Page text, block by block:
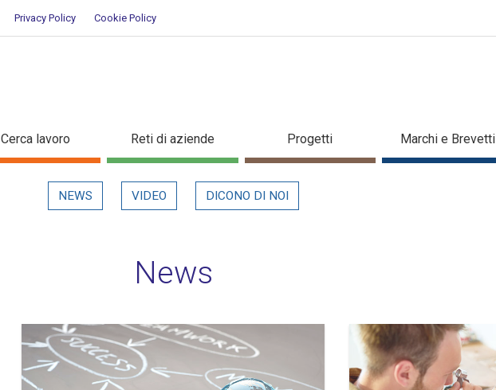
Privacy Policy Cookie Policy
Cerca lavoro Reti di aziende Progetti Marchi e Brevetti
NEWS VIDEO DICONO DI NOI
News